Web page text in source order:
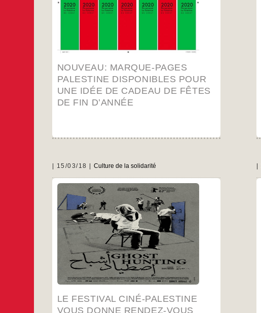
NOUVEAU: MARQUE-PAGES
PALESTINE DISPONIBLES POUR
UNE IDÉE DE CADEAU DE FÊTES
DE FIN D’ANNÉE
décennies.
15/03/18 Culture de la solidarité
LE FESTIVAL CINÉ-PALESTINE
VOUS DONNE RENDEZ-VOUS
Rendez-vous à Montreuil le 21 mars prochain.